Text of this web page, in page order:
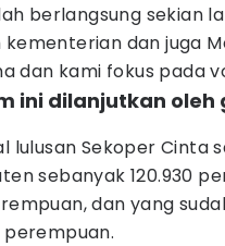
berlangsung sekian
dan juga
dan kami fokus pada
ini dilanjutkan
lulusan Sekoper Cinta
sebanyak 120.930
dan yang
perempuan.